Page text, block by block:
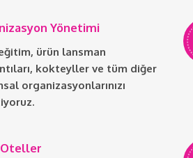
Yönetimi
ürün lansman
kokteyller ve tüm diğer
organizasyonlarınızı